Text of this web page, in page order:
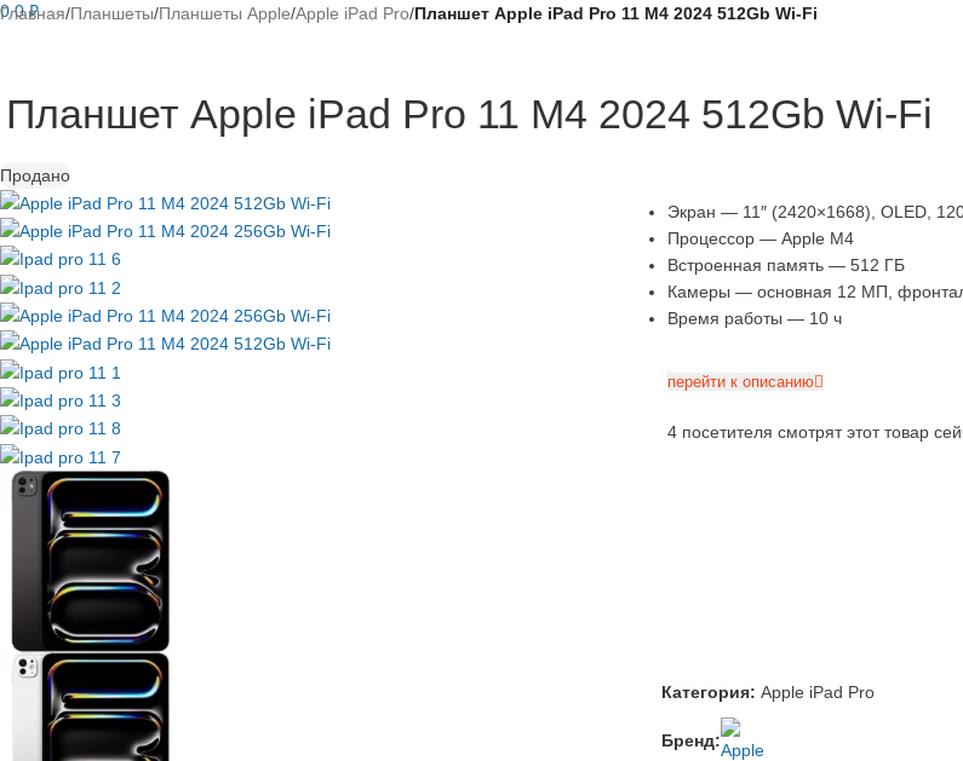
00₽
Главная/Планшеты/Планшеты Apple/Apple iPad Pro/Планшет Apple iPad Pro 11 M4 2024 512Gb Wi-Fi
Планшет Apple iPad Pro 11 M4 2024 512Gb Wi-Fi
Продано
Экран — 11″ (2420×1668), OLED,
Процессор — Apple M4
Встроенная память — 512 ГБ
Камеры — основная 12 МП,
Время работы — 10 ч
перейти к описанию
4 посетителя смотрят этот товар
Категория: Apple iPad Pro
Бренд: